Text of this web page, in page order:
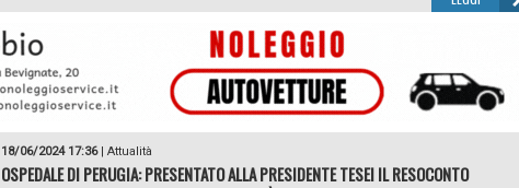
18/06/2024 17:36| Attualità
OSPEDALE DI PERUGIA: PRESENTATO ALLA PRESIDENTE TESEI IL RESOCONTO